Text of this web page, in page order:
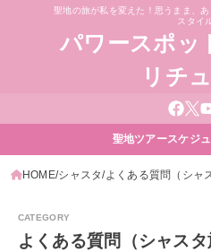
聖地の旅が私を変えた！思うまま、
スタイ
パワースポッ
リチ
聖地ツアースケジ
HOME シャスタ よくある質問（シャ
よくある質問（シャスタ